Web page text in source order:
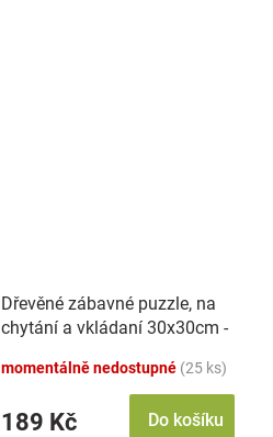
Dřevěné zábavné puzzle, na
chytání a vkládaní 30x30cm -
momentálně nedostupné (25 ks)
189 Kč Do košíku